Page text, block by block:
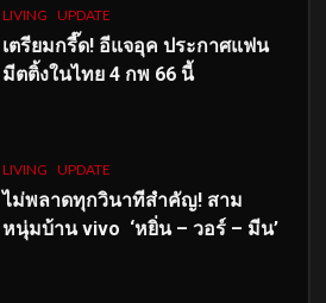
LIVING UPDATE
เตรียมกรี๊ด! อีแจอุค ประกาศแฟน
มีตติ้งในไทย 4 กพ 66 นี้
LIVING UPDATE
ไม่พลาดทุกวินาทีสำคัญ! สาม
หนุ่มบ้าน vivo ‘หยิ่น – วอร์ – มีน’